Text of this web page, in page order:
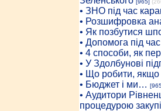
[965]
• ЗНО під час
• Розшифровка
• Як позбутися
• Допомога під
• 4 способи, як
• У Здолбунові
• Що робити, якщо
• Бюджет і ми…
• Аудитори
процедурою